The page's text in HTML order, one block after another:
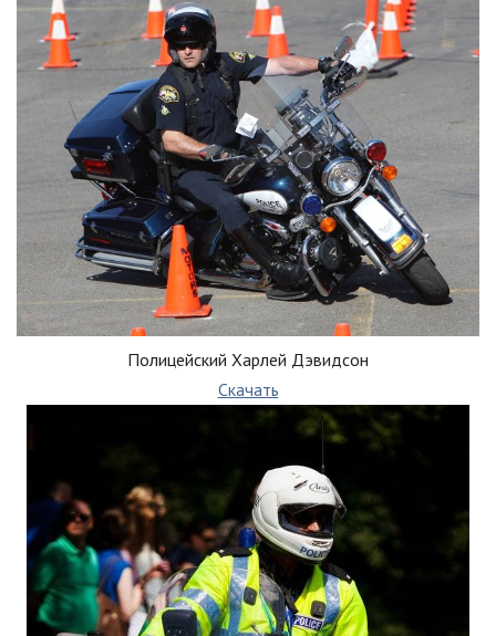
Полицейский Харлей Дэвидсон
Скачать